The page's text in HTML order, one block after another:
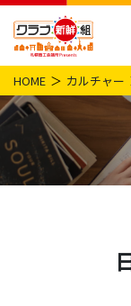
HOME カルチャー